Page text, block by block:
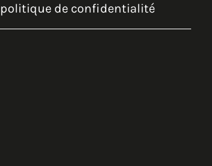
politique de confidentialité